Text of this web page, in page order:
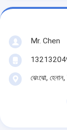
Mr. Chen
ঝেংঝো, হেনান,